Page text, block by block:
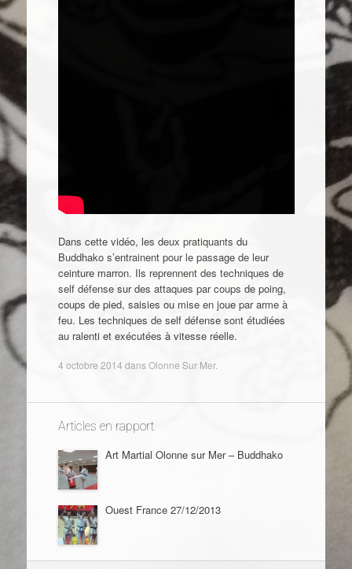
Dans cette vidéo, les deux pratiquants du
Buddhako s’entrainent pour le passage de leur
ceinture marron. Ils reprennent des techniques de
self défense sur des attaques par coups de poing,
coups de pied, saisies ou mise en joue par arme à
feu. Les techniques de self défense sont étudiées
au ralenti et exécutées à vitesse réelle.
4 octobre 2014 dansOlonne Sur Mer.
Articles en rapport
Art Martial Olonne sur Mer – Buddhako
Ouest France 27/12/2013